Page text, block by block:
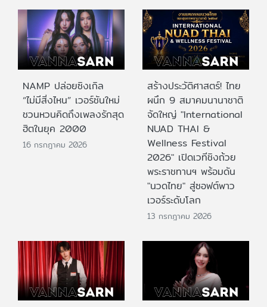
NAMP ปล่อยซิงเกิล
“ไม่มีสิ่งไหน” เวอร์ชันใหม่
ชวนหวนคิดถึงเพลงรักสุด
ฮิตในยุค 2000
16 กรกฎาคม 2026
สร้างประวัติศาสตร์! ไทย
ผนึก 9 สมาคมนานาชาติ
จัดใหญ่ "International
NUAD THAI &
Wellness Festival
2026" เปิดเวทีชิงถ้วย
พระราชทานฯ พร้อมดัน
"นวดไทย" สู่ซอฟต์พาว
เวอร์ระดับโลก
13 กรกฎาคม 2026